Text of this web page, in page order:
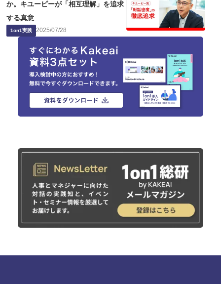
か。キユーピーが「相互理解」を追求
する真意
1on1実践 2025/07/28